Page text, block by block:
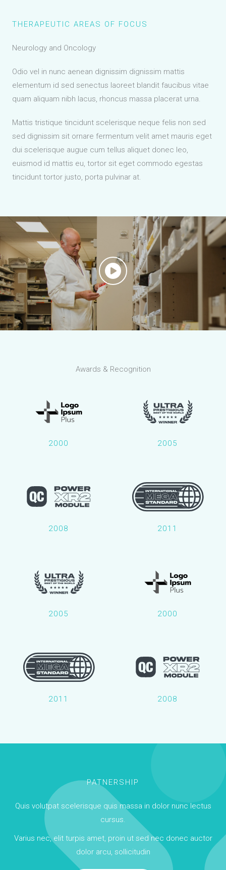
THERAPEUTIC AREAS OF FOCUS
Neurology and Oncology
Odio vel in nunc aenean dignissim dignissim mattis
elementum id sed senectus laoreet blandit faucibus vitae
quam aliquam nibh lacus, rhoncus massa placerat urna.
Mattis tristique tincidunt scelerisque neque felis non sed
sed dignissim sit ornare fermentum velit amet mauris eget
dui scelerisque augue cum tellus aliquet donec leo,
euismod id mattis eu, tortor sit eget commodo egestas
tincidunt tortor justo, porta pulvinar at.
Awards & Recognition
2000 2005
2008 2011
2005 2000
2011 2008
PATNERSHIP
Quis volutpat scelerisque quis massa in dolor nunc lectus
cursus.
Varius nec, elit turpis amet, proin ut sed nec donec auctor
dolor arcu, sollicitudin